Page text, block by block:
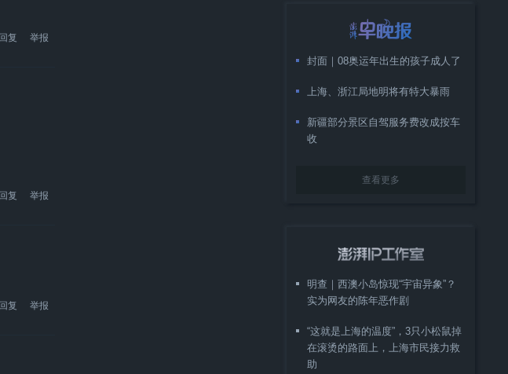
回复 举报
回复 举报
回复 举报
封面｜08奥运年出生的孩子成人了
上海、浙江局地明将有特大暴雨
新疆部分景区自驾服务费改成按车
收
查看更多
明查｜西澳小岛惊现“宇宙异象”？
实为网友的陈年恶作剧
“这就是上海的温度”，3只小松鼠掉
在滚烫的路面上，上海市民接力救
助